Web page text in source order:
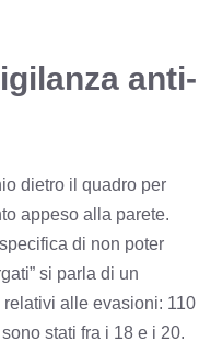
anti-
dietro il quadro per
appeso alla parete.
di non poter
si parla di un
alle evasioni: 110
stati fra i 18 e i 20.